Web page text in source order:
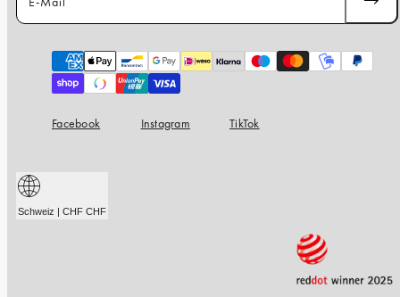
Zahlungsarten
Facebook Instagram TikTok
Schweiz | CHF CHF